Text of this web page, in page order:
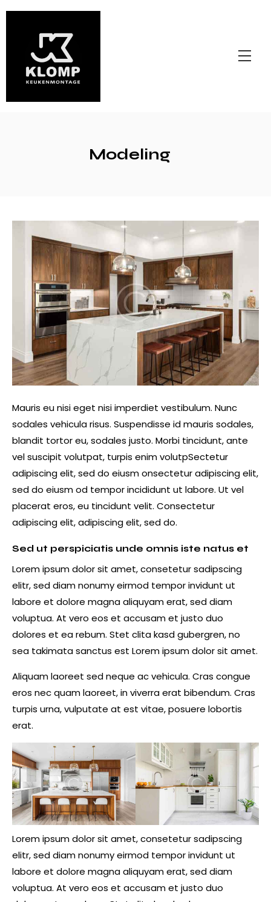
Modeling
Mauris eu nisi eget nisi imperdiet vestibulum. Nunc
sodales vehicula risus. Suspendisse id mauris sodales,
blandit tortor eu, sodales justo. Morbi tincidunt, ante
vel suscipit volutpat, turpis enim volutpSectetur
adipiscing elit, sed do eiusm onsectetur adipiscing elit,
sed do eiusm od tempor incididunt ut labore. Ut vel
placerat eros, eu tincidunt velit. Consectetur
adipiscing elit, adipiscing elit, sed do.
Sed ut perspiciatis unde omnis iste natus et
Lorem ipsum dolor sit amet, consetetur sadipscing
elitr, sed diam nonumy eirmod tempor invidunt ut
labore et dolore magna aliquyam erat, sed diam
voluptua. At vero eos et accusam et justo duo
dolores et ea rebum. Stet clita kasd gubergren, no
sea takimata sanctus est Lorem ipsum dolor sit amet.
Aliquam laoreet sed neque ac vehicula. Cras congue
eros nec quam laoreet, in viverra erat bibendum. Cras
turpis urna, vulputate at est vitae, posuere lobortis
erat.
Lorem ipsum dolor sit amet, consetetur sadipscing
elitr, sed diam nonumy eirmod tempor invidunt ut
labore et dolore magna aliquyam erat, sed diam
voluptua. At vero eos et accusam et justo duo